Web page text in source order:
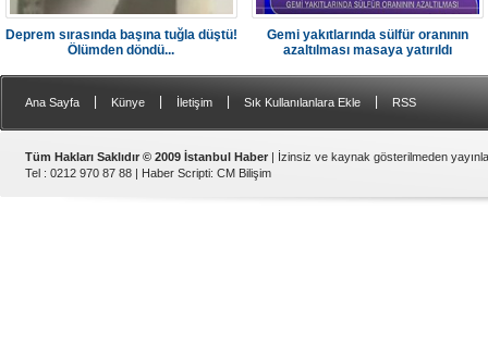
Deprem sırasında başına tuğla düştü!
Ölümden döndü...
Gemi yakıtlarında sülfür oranının
azaltılması masaya yatırıldı
Ana Sayfa Künye İletişim Sık Kullanılanlara Ekle RSS
Tüm Hakları Saklıdır © 2009 İstanbul Haber | İzinsiz ve kaynak gösterilmeden
Tel : 0212 970 87 88 | Haber Scripti: CM Bilişim